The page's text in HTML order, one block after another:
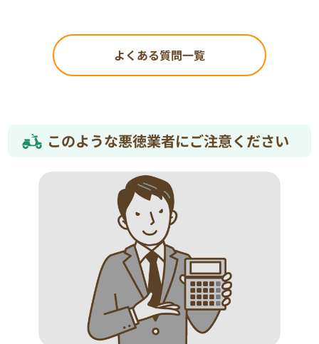
よくある質問一覧
このような悪徳業者にご注意ください